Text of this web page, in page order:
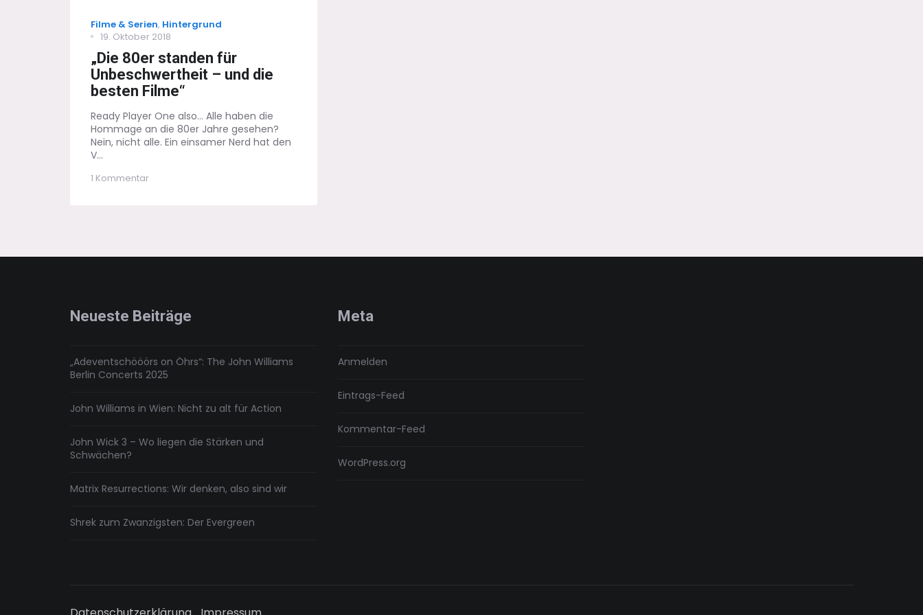
Categories
Filme & Serien, Hintergrund
Posted
on
19. Oktober 2018
„Die 80er standen für
Unbeschwertheit – und die
besten Filme“
Ready Player One also... Alle haben die
Hommage an die 80er Jahre gesehen?
Nein, nicht alle. Ein einsamer Nerd hat den
V...
1 Kommentarzu
Neueste Beiträge
„Adeventschööörs on Öhrs“: The John Williams
Berlin Concerts 2025
John Williams in Wien: Nicht zu alt für Action
John Wick 3 – Wo liegen die Stärken und
Schwächen?
Matrix Resurrections: Wir denken, also sind wir
Shrek zum Zwanzigsten: Der Evergreen
Meta
Anmelden
Eintrags-Feed
Kommentar-Feed
WordPress.org